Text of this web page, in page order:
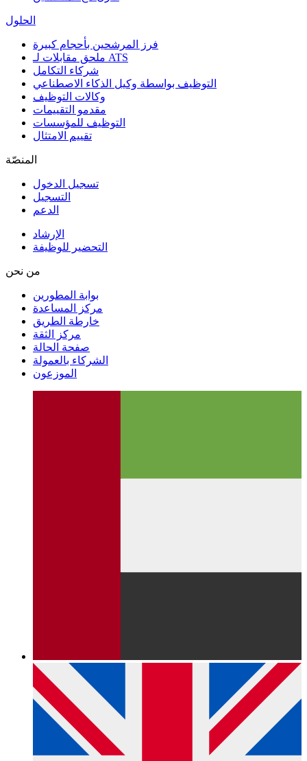
الحلول
فرز المرشحين بأحجام كبيرة
ملحق مقابلات لـ ATS
شركاء التكامل
التوظيف بواسطة وكيل الذكاء الاصطناعي
وكالات التوظيف
مقدمو التقييمات
التوظيف للمؤسسات
تقييم الامتثال
المنصّة
تسجيل الدخول
التسجيل
الدعم
الإرشاد
التحضير للوظيفة
من نحن
بوابة المطورين
مركز المساعدة
خارطة الطريق
مركز الثقة
صفحة الحالة
الشركاء بالعمولة
الموزعون